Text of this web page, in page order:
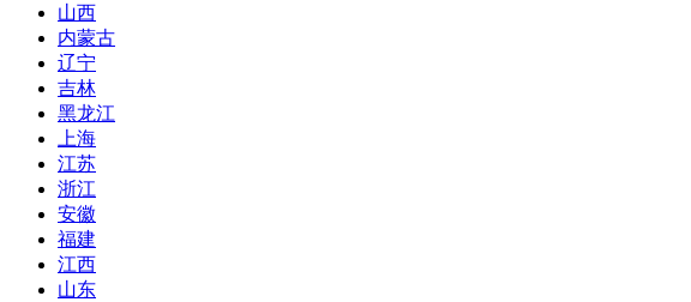
山西
内蒙古
辽宁
吉林
黑龙江
上海
江苏
浙江
安徽
福建
江西
山东